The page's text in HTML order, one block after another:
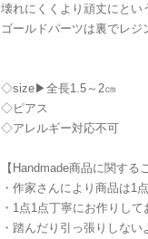
壊れにくくより頑丈にとい
ゴールドパーツは裏でレジ
◇size▶︎全長1.5～2㎝
◇ピアス
◇アレルギー対応不可
【Handmade商品に関する
・作家さんにより商品は1
・1点1点丁寧にお作りし
・踏んだり引っ張りしない